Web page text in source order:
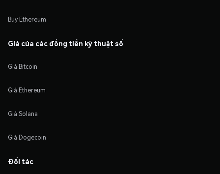
Buy Ethereum
Giá của các đồng tiền kỹ thuật số
Giá Bitcoin
Giá Ethereum
Giá Solana
Giá Dogecoin
Đối tác